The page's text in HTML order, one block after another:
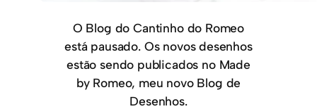
O Blog do Cantinho do Romeo
está pausado. Os novos desenhos
estão sendo publicados no Made
by Romeo, meu novo Blog de
Desenhos.